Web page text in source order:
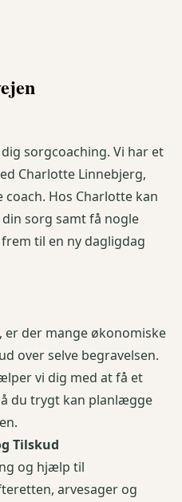
sorgcoaching. Vi har et
Charlotte Linnebjerg,
Hos Charlotte kan
sorg samt få nogle
til en ny dagligdag
der mange økonomiske
over selve begravelsen.
vi dig med at få et
du trygt kan planlægge
Tilskud
og hjælp til
arvesager og